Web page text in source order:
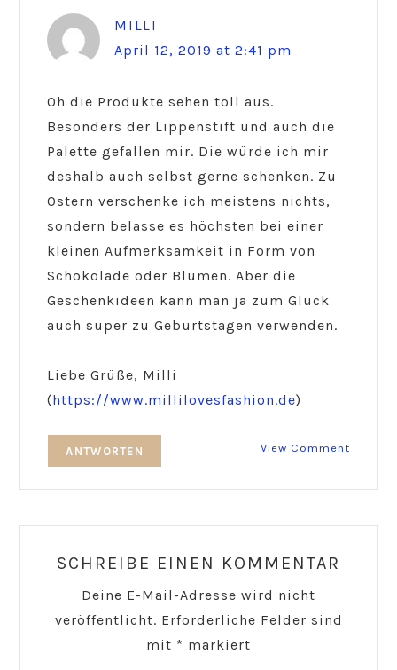
MILLI
April 12, 2019 at 2:41 pm
Oh die Produkte sehen toll aus.
Besonders der Lippenstift und auch die
Palette gefallen mir. Die würde ich mir
deshalb auch selbst gerne schenken. Zu
Ostern verschenke ich meistens nichts,
sondern belasse es höchsten bei einer
kleinen Aufmerksamkeit in Form von
Schokolade oder Blumen. Aber die
Geschenkideen kann man ja zum Glück
auch super zu Geburtstagen verwenden.
Liebe Grüße, Milli
(https://www.millilovesfashion.de)
View Comment
ANTWORTEN
SCHREIBE EINEN KOMMENTAR
Deine E-Mail-Adresse wird nicht
veröffentlicht. Erforderliche Felder sind
mit * markiert